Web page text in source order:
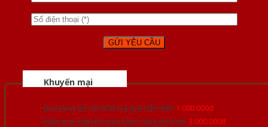
Khuyến mại
Quà tặng đồ nội thất trang trí lên đến 1.000.000đ
Giảm trực tiếp khi mua đơn hàng lớn hơn 3.000.000đ